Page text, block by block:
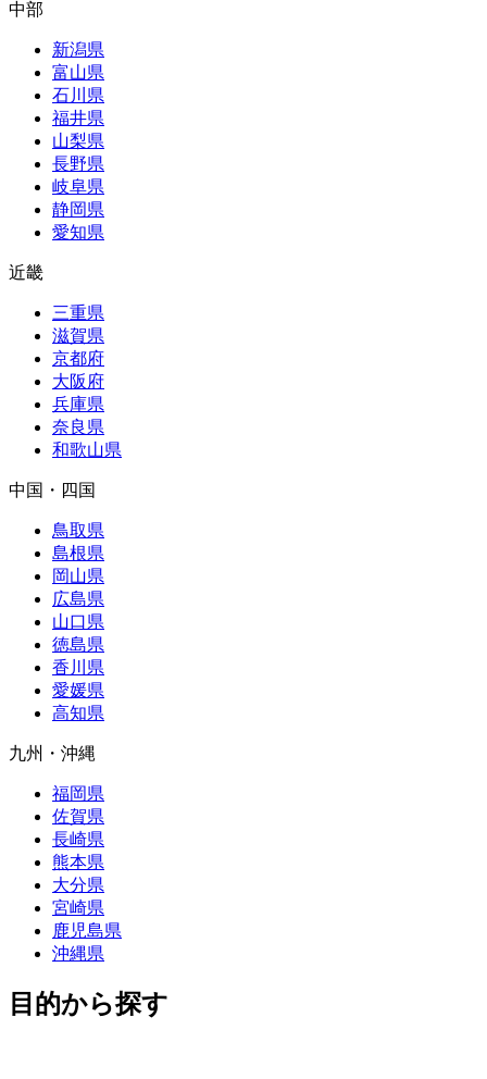
中部
新潟県
富山県
石川県
福井県
山梨県
長野県
岐阜県
静岡県
愛知県
近畿
三重県
滋賀県
京都府
大阪府
兵庫県
奈良県
和歌山県
中国・四国
鳥取県
島根県
岡山県
広島県
山口県
徳島県
香川県
愛媛県
高知県
九州・沖縄
福岡県
佐賀県
長崎県
熊本県
大分県
宮崎県
鹿児島県
沖縄県
目的から探す